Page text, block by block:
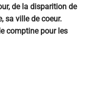
de la disparition de
sa ville de coeur.
comptine pour les